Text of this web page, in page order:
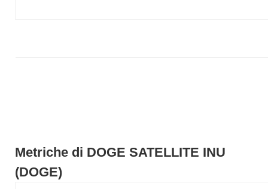
Metriche di DOGE SATELLITE INU
(DOGE)